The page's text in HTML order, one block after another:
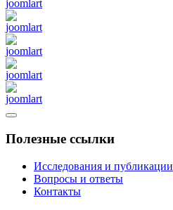
Полезные ссылки
Исследования и публикации
Вопросы и ответы
Контакты